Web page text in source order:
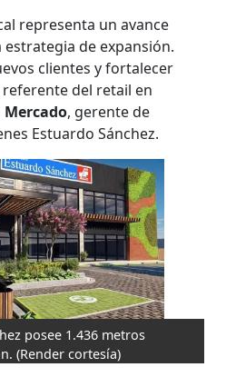
representa un avance
de expansión.
clientes y fortalecer
del retail en
Mercado, gerente de
Estuardo Sánchez.
posee 1.436 metros
(Render cortesía)